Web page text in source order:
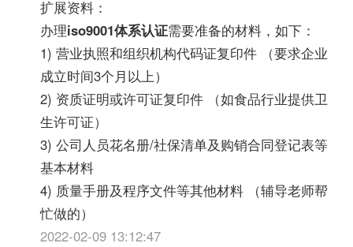
扩展资料：
办理iso9001体系认证需要准备的材料，如下：
1) 营业执照和组织机构代码证复印件 （要求企业
成立时间3个月以上）
2) 资质证明或许可证复印件 （如食品行业提供卫
生许可证）
3) 公司人员花名册/社保清单及购销合同登记表等
基本材料
4) 质量手册及程序文件等其他材料 （辅导老师帮
忙做的）
2022-02-09 13:12:47